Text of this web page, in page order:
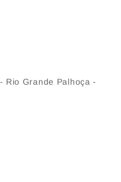
Rio Grande Palhoça -